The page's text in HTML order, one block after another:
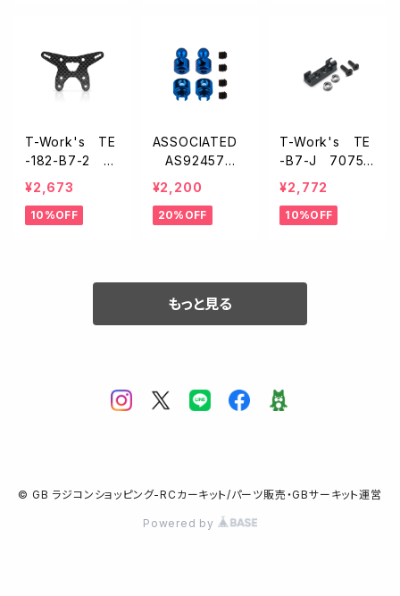
T-Work's TE
-182-B7-2 グ
ラファイト製フロ
ントショックタワ
ー【-2mm/B7.1・
¥2,673
10%OFF
ASSOCIATED
AS92457
アンチロールバ
ー・ハードウェア
セット・ブルー【B
¥2,200
20%OFF
T-Work's TE
-B7-J 7075
アルミ製アンチ
ロールバーマウ
ント【ベアリング
¥2,772
10%OFF
もっと見る
© GB ラジコンショッピング-RCカーキット/パーツ販売・GBサーキット運営
Powered by